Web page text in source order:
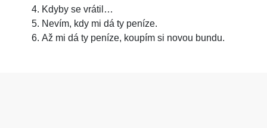
Kdyby se vrátil…
Nevím, kdy mi dá ty peníze.
Až mi dá ty peníze, koupím si novou bundu.